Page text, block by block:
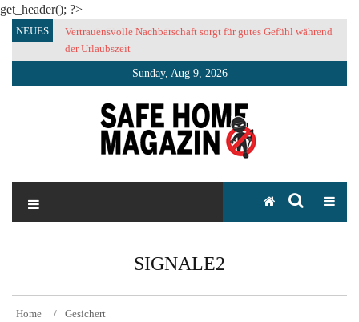
get_header(); ?>
SkipNEUES
Vertrauensvolle Nachbarschaft sorgt für gutes Gefühl während
der Urlaubszeit
Sunday, Aug 9, 2026
SAFE HOME Magazin
SIGNALE2
Home
Gesichert